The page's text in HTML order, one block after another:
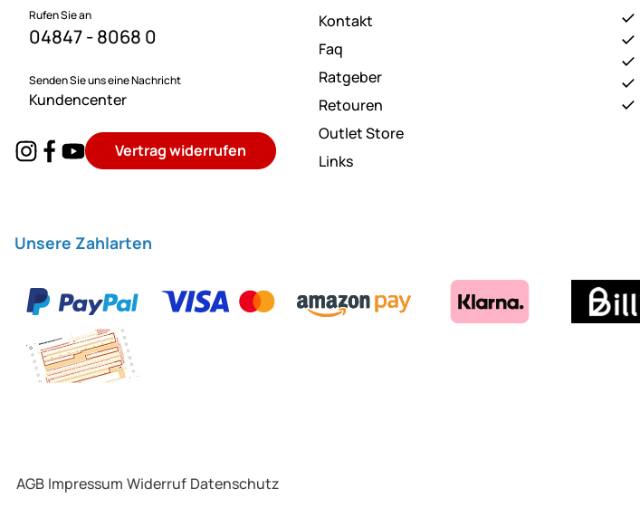
Rufen Sie an
04847 - 8068 0
Senden Sie uns eine Nachricht
Kundencenter
Vertrag widerrufen
Kontakt
Faq
Ratgeber
Retouren
Outlet Store
Links
Unsere Zahlarten
AGB Impressum Widerruf Datenschutz